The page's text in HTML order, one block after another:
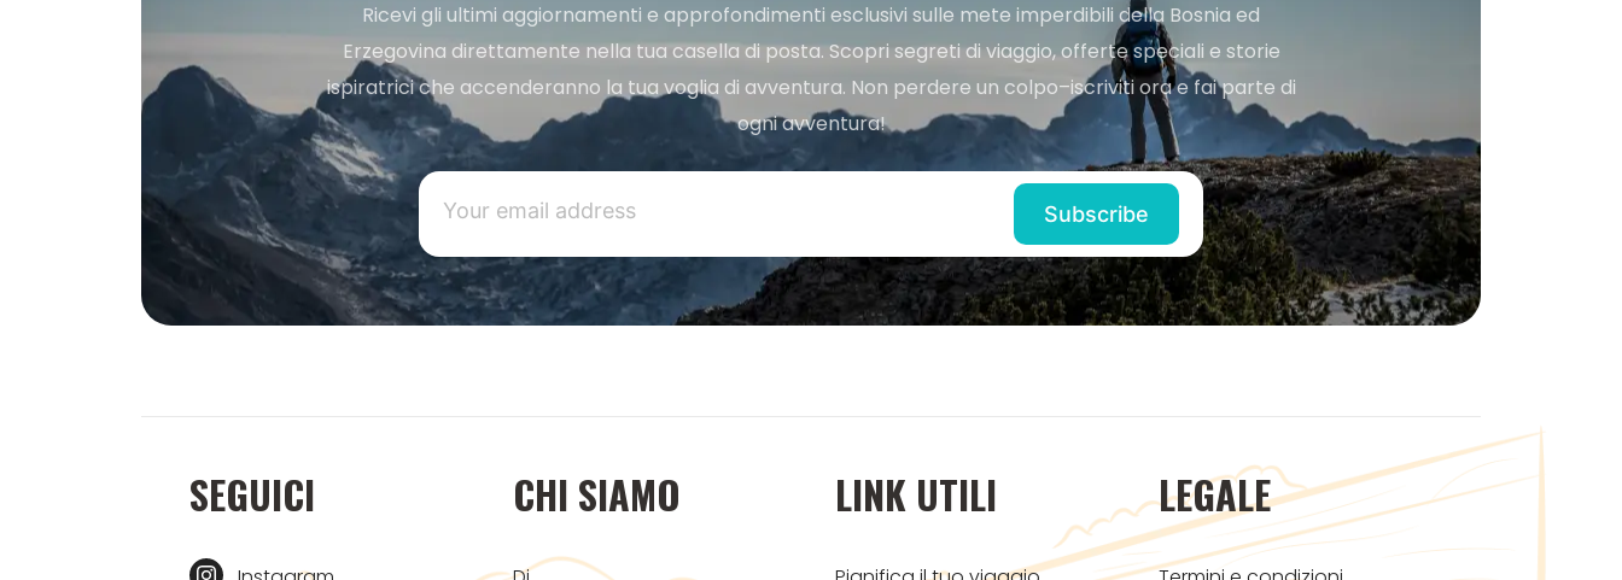
Ricevi gli ultimi aggiornamenti e approfondimenti esclusivi sulle mete imperdibili della Bosnia ed
Erzegovina direttamente nella tua casella di posta. Scopri segreti di viaggio, offerte speciali e storie
ispiratrici che accenderanno la tua voglia di avventura. Non perdere un colpo–iscriviti ora e fai parte di
ogni avventura!
SEGUICI CHI SIAMO LINK UTILI LEGALE